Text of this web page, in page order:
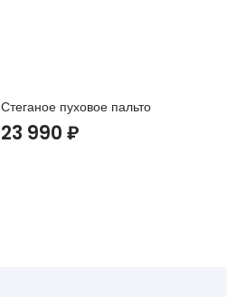
Стеганое пуховое пальто
23 990₽